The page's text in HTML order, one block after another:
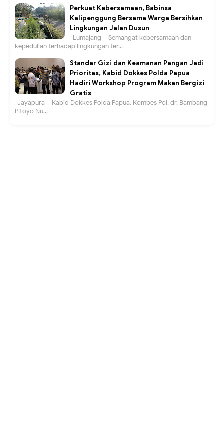
Perkuat Kebersamaan, Babinsa
Kalipenggung Bersama Warga Bersihkan
Lingkungan Jalan Dusun
Lumajang – Semangat kebersamaan dan
kepedulian terhadap lingkungan ter...
Standar Gizi dan Keamanan Pangan Jadi
Prioritas, Kabid Dokkes Polda Papua
Hadiri Workshop Program Makan Bergizi
Gratis
Jayapura – Kabid Dokkes Polda Papua, Kombes Pol. dr. Bambang
Pitoyo Nu...